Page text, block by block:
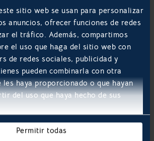
sitio web se usan para personalizar
anuncios, ofrecer funciones de redes
el tráfico. Además, compartimos
el uso que haga del sitio web con
de redes sociales, publicidad y
pueden combinarla con otra
haya proporcionado o que hayan
del uso que haya hecho de sus
Permitir todas
medida: transformando la